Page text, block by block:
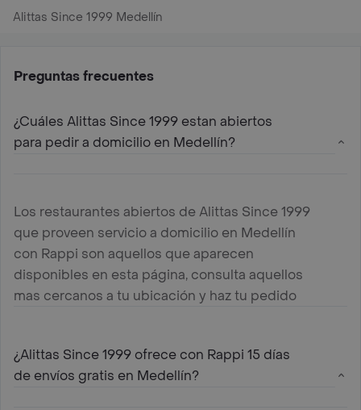
Alittas Since 1999 Medellín
Preguntas frecuentes
¿Cuáles Alittas Since 1999 estan abiertos
para pedir a domicilio en Medellín?
Los restaurantes abiertos de Alittas Since 1999
que proveen servicio a domicilio en Medellín
con Rappi son aquellos que aparecen
disponibles en esta página, consulta aquellos
mas cercanos a tu ubicación y haz tu pedido
¿Alittas Since 1999 ofrece con Rappi 15 días
de envíos gratis en Medellín?